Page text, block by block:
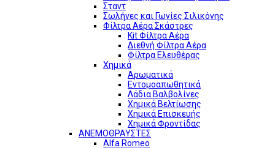
Σταντ
Σωλήνες και Γωνίες Σιλικόνης
Φίλτρα Αέρα Σκάστρες
Kit Φίλτρα Αέρα
Διεθνή Φίλτρα Αέρα
Φίλτρα Ελευθέρας
Χημικά
Αρωματικά
Εντομοαπωθητικά
Λάδια Βαλβολίνες
Χημικά Βελτίωσης
Χημικά Επισκευής
Χημικά Φροντίδας
ΑΝΕΜΟΘΡΑΥΣΤΕΣ
Alfa Romeo